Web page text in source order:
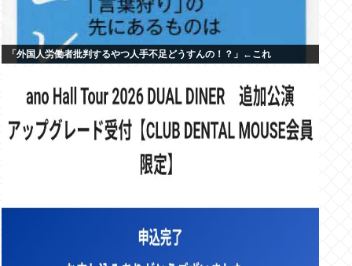
「外国人労働者批判するやつ人手不足どうすんの！？」←これ